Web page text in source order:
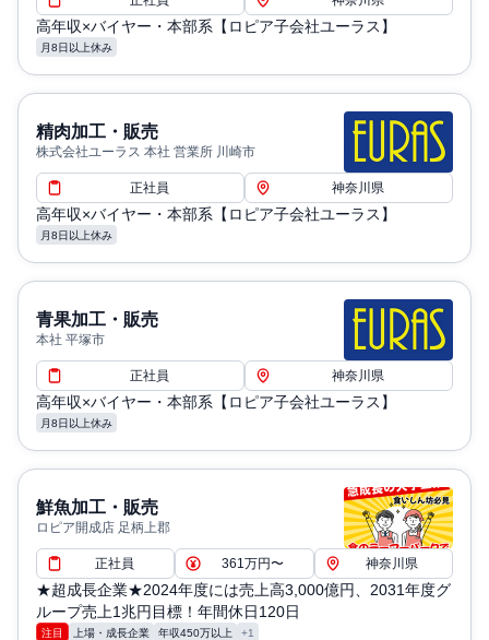
高年収×バイヤー・本部系【ロピア子会社ユーラス】
月8日以上休み
精肉加工・販売
株式会社ユーラス 本社 営業所 川崎市
正社員 神奈川県
高年収×バイヤー・本部系【ロピア子会社ユーラス】
月8日以上休み
青果加工・販売
本社 平塚市
正社員 神奈川県
高年収×バイヤー・本部系【ロピア子会社ユーラス】
月8日以上休み
鮮魚加工・販売
ロピア開成店 足柄上郡
正社員 361万円〜 神奈川県
★超成長企業★2024年度には売上高3,000億円、2031年度グ
ループ売上1兆円目標！年間休日120日
注目 上場・成長企業 年収450万以上 +1